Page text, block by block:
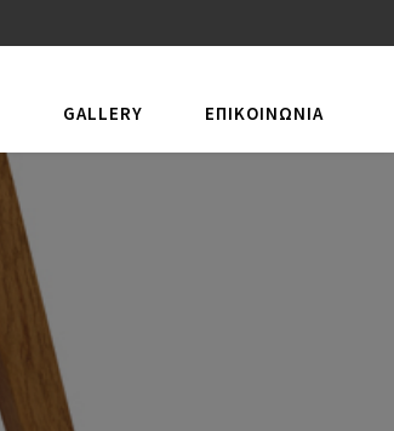
GALLERY ΕΠΙΚΟΙΝΩΝΊΑ